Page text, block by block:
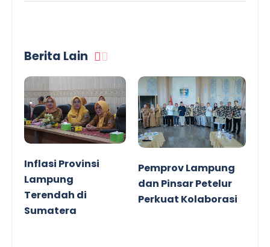
Berita Lain
Inflasi Provinsi
Lampung
Terendah di
Sumatera
Pemprov Lampung
dan Pinsar Petelur
Perkuat Kolaborasi